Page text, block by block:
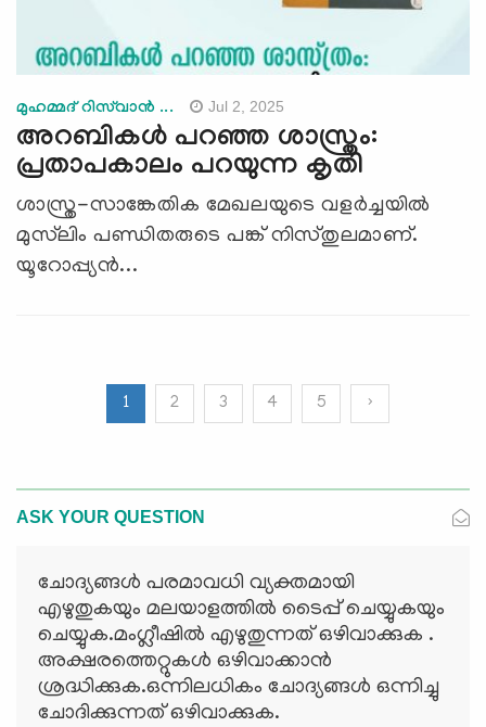
മുഹമ്മദ് റിസ്‍വാന്‍ ... Jul 2, 2025
അറബികൾ പറഞ്ഞ ശാസ്ത്രം:
പ്രതാപകാലം പറയുന്ന കൃതി
ശാസ്ത്ര-സാങ്കേതിക മേഖലയുടെ വളർച്ചയിൽ
മുസ്‍ലിം പണ്ഡിതരുടെ പങ്ക് നിസ്തുലമാണ്.
യൂറോപ്പ്യൻ...
1 2 3 4 5 ›
ASK YOUR QUESTION
ചോദ്യങ്ങള്‍ പരമാവധി വ്യക്തമായി
എഴുതുകയും മലയാളത്തില്‍ ടൈപ്പ് ചെയ്യുകയും
ചെയ്യുക.മംഗ്ലീഷില്‍ എഴുതുന്നത് ഒഴിവാക്കുക .
അക്ഷരത്തെറ്റുകള്‍ ഒഴിവാക്കാന്‍
ശ്രദ്ധിക്കുക.ഒന്നിലധികം ചോദ്യങ്ങള്‍ ഒന്നിച്ചു
ചോദിക്കുന്നത് ഒഴിവാക്കുക.